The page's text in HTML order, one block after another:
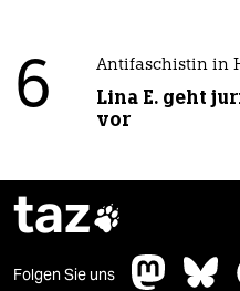
6 Antifaschistin in
Lina E. geht
vor
taz
Folgen Sie uns